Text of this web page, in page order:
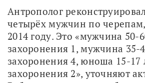
Антрополог
четырёх мужчин по
2014 году. Это «мужчина 50-
захоронения 1, мужчина 35-
захоронения 4, юноша 15-17
захоронения 2», уточняют